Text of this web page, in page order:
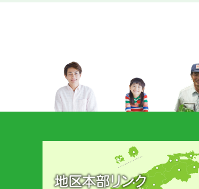
2026年04月16日
2026年03月31日 トピックス
家畜市場について
2026年03月30日 家畜市場について